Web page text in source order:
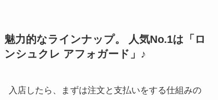
魅力的なラインナップ。 人気No.1は「ロ
ンシュクレ アフォガード」♪
入店したら、まずは注文と支払いをする仕組みの